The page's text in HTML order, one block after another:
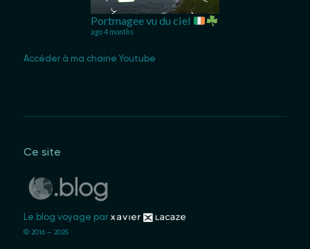
Portmagee vu du ciel
ago 4 months
Accéder à ma chaine Youtube
Ce site
Le blog voyage par
© 2016 – 2025